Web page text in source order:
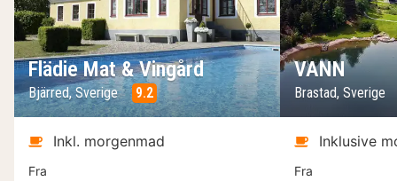
Flädie Mat & Vingård
Bjärred, Sverige 9.2
Inkl. morgenmad
Fra
VANN
Brastad, Sverige
Inklusive
Fra